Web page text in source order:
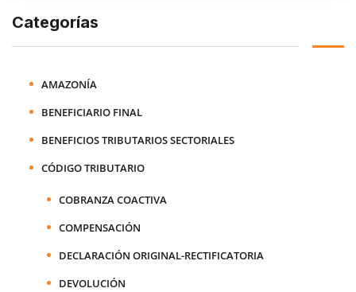
Categorías
AMAZONÍA
BENEFICIARIO FINAL
BENEFICIOS TRIBUTARIOS SECTORIALES
CÓDIGO TRIBUTARIO
COBRANZA COACTIVA
COMPENSACIÓN
DECLARACIÓN ORIGINAL-RECTIFICATORIA
DEVOLUCIÓN